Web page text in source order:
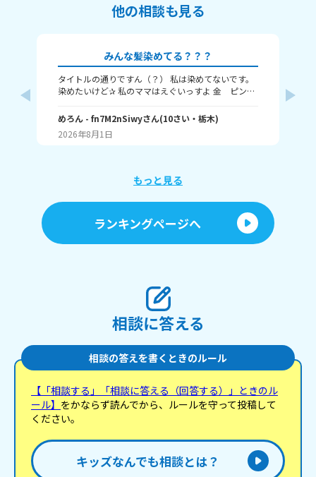
他の相談も見る
みんな髪染めてる？？？
タイトルの通りですん（？） 私は染めてないです。
染めたいけど✰ 私のママはえぐいっすよ 金 ピン
繁に染めてやがる。 みんな染めてる？染めたい？ 何
色が良い？？？？ 私はインナーカラーとか メッシ
ュ，毛先とか染めたくて 色は…まあ白 赤 ピン
めろん - fn7M2nSiwyさん(10さい・ 栃木)
2026年8月1日
もっと見る
ランキングページへ
相談に答える
相談の答えを書くときのルール
【「相談する」「相談に答える（回答する）」ときのル
ール】 をかならず読んでから、ルールを守って投稿して
ください。
キッズなんでも相談とは？